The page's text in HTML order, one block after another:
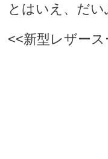
とはいえ、だ
<<新型レザー